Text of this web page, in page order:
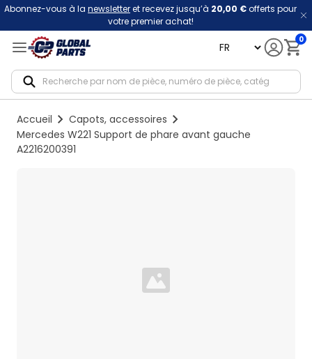
Abonnez-vous à la newsletteret recevez jusqu’à 20,00 €offerts pour
votre premier achat!
language 0
Accueil
Capots, accessoires
Mercedes W221 Support de phare avant gauche
A2216200391
Loading...